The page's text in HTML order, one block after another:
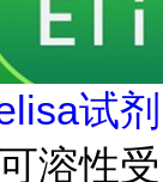
试剂
溶性受